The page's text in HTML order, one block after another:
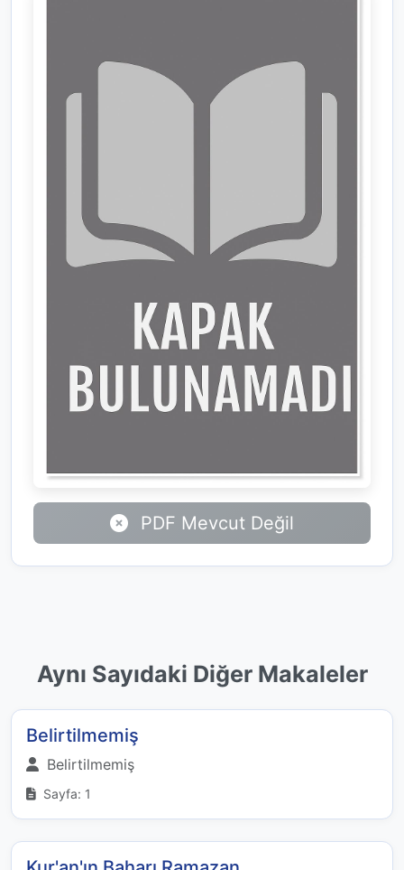
PDF Mevcut Değil
Aynı Sayıdaki Diğer Makaleler
Belirtilmemiş
Belirtilmemiş
Sayfa: 1